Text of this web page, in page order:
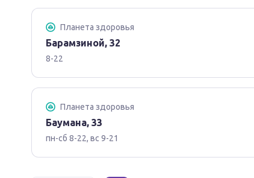
Планета здоровья
Барамзиной, 32
8-22
Планета здоровья
Баумана, 33
пн-сб 8-22, вс 9-21